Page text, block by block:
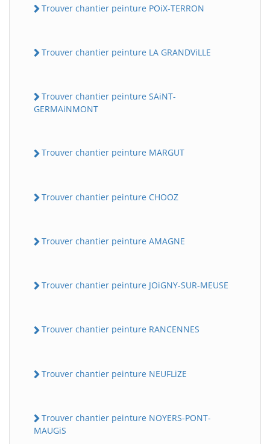
Trouver chantier peinture POiX-TERRON
Trouver chantier peinture LA GRANDViLLE
Trouver chantier peinture SAiNT-
GERMAiNMONT
Trouver chantier peinture MARGUT
Trouver chantier peinture CHOOZ
Trouver chantier peinture AMAGNE
Trouver chantier peinture JOiGNY-SUR-MEUSE
Trouver chantier peinture RANCENNES
Trouver chantier peinture NEUFLiZE
Trouver chantier peinture NOYERS-PONT-
MAUGiS